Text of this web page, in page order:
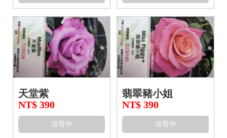
天堂紫
NT$ 390
培育中
翡翠豬小姐
NT$ 390
培育中